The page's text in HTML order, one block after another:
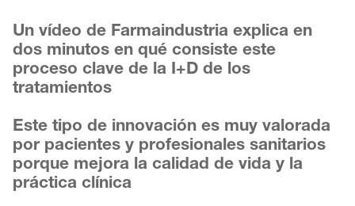
Un vídeo de Farmaindustria explica en
dos minutos en qué consiste este
proceso clave de la I+D de los
tratamientos
Este tipo de innovación es muy valorada
por pacientes y profesionales sanitarios
porque mejora la calidad de vida y la
práctica clínica